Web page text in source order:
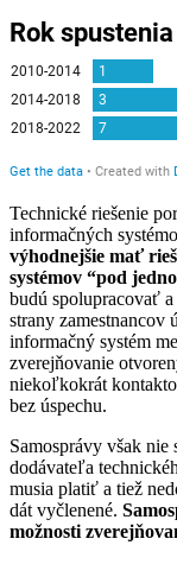
Technické riešenie
informačných
výhodnejšie mať
systémov “pod
budú spolupracovať
strany zamestnancov
informačný systém
zverejňovanie
niekoľkokrát
bez úspechu.
Samosprávy však
dodávateľa
musia platiť a tiež
dát vyčlenené.
možnosti